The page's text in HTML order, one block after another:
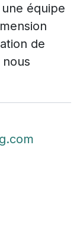
équipe
de